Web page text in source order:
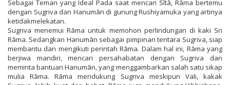
Sebagai Teman yang Ideal Pada saat mencari Sītā, Rāma bertemu
dengan Sugriva dan Hanumān di gunung Rushiyamuka yang artinya
ketidakmelekatan.
Sugriva menemui Rāma untuk memohon perlindungan di kaki Sri
Rāma. Sedangkan Hanumān sebagai pimpinan tentara Sugriva, siap
membantu dan mengikuti perintah Rāma. Dalam hal ini, Rāma yang
berjiwa mandiri, mencari persahabatan dengan Sugriva dan
meminta bantuan Hanumān, yang menggambarkan salah satu sikap
mulia Rāma. Rāma mendukung Sugriva meskipun Vali, kakak